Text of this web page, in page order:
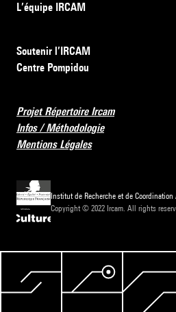
L’équipe IRCAM
Soutenir l’IRCAM
Centre Pompidou
Projet Répertoire Ircam
Infos / Méthodologie
Mentions Légales
Institut de Recherche et de
Copyright © 2022 Ircam. All rights